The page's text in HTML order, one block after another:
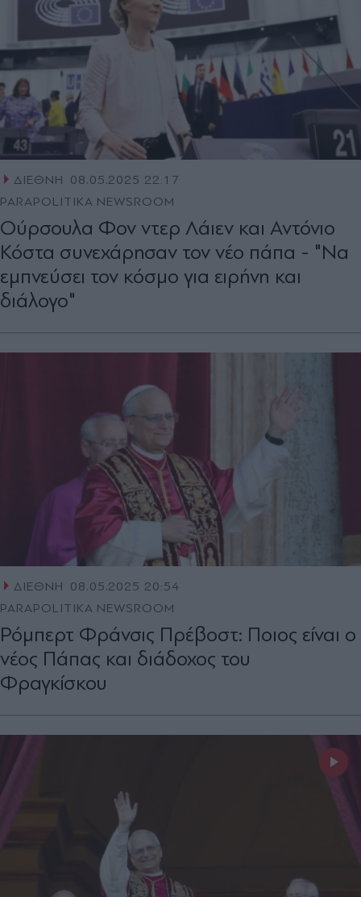
ΔΙΕΘΝΗ
08.05.2025 22:17
PARAPOLITIKA NEWSROOM
Ούρσουλα Φον ντερ Λάιεν και Αντόνιο
Κόστα συνεχάρησαν τον νέο πάπα - "Να
εμπνεύσει τον κόσμο για ειρήνη και
διάλογο"
ΔΙΕΘΝΗ
08.05.2025 20:54
PARAPOLITIKA NEWSROOM
Ρόμπερτ Φράνσις Πρέβοστ: Ποιος είναι ο
νέος Πάπας και διάδοχος του
Φραγκίσκου